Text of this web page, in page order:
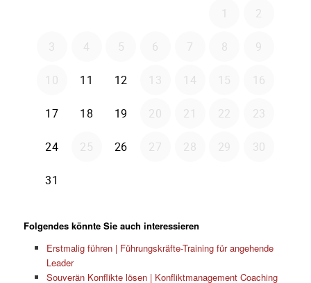
Folgendes könnte Sie auch interessieren
Erstmalig führen | Führungskräfte-Training für angehende
Leader
Souverän Konflikte lösen | Konfliktmanagement Coaching